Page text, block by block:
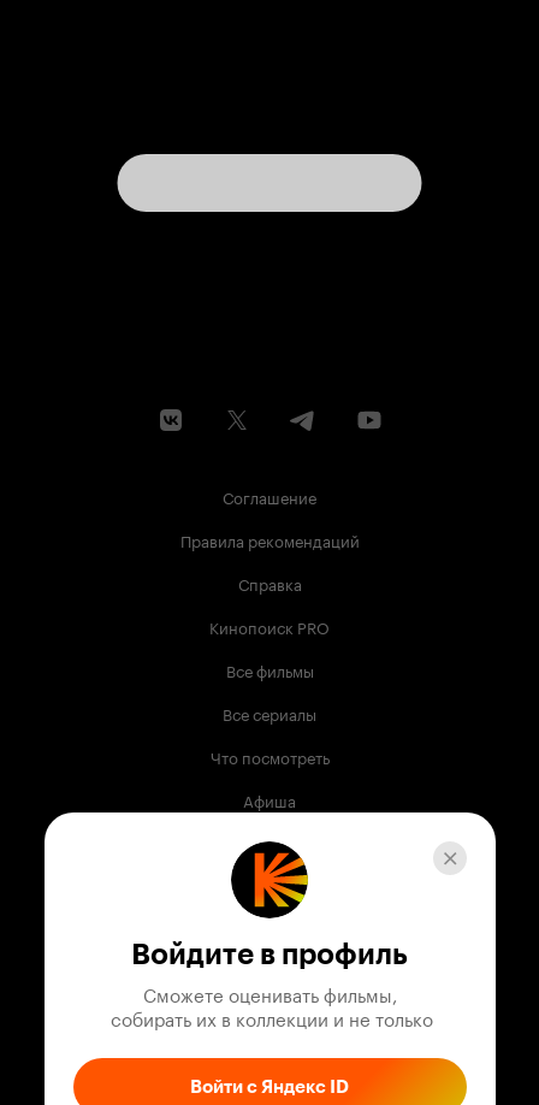
Соглашение
Правила рекомендаций
Справка
Кинопоиск PRO
Все фильмы
Все сериалы
Что посмотреть
Афиша
Музыка
Телепрограмма
Служба поддержки
Войдите в профиль
Сможете оценивать фильмы,
собирать их в коллекции и не только
Войти с Яндекс ID